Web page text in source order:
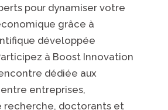
pour dynamiser votre
grâce à
développée
à Boost Innovation
dédiée aux
entreprises,
recherche, doctorants et